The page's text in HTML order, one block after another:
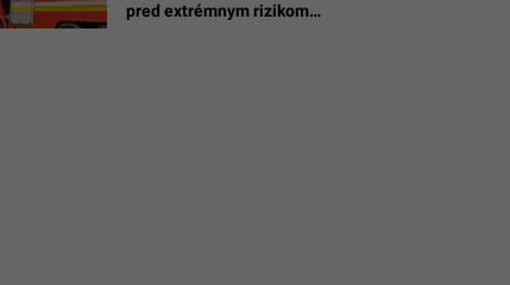
pred extrémnym rizikom